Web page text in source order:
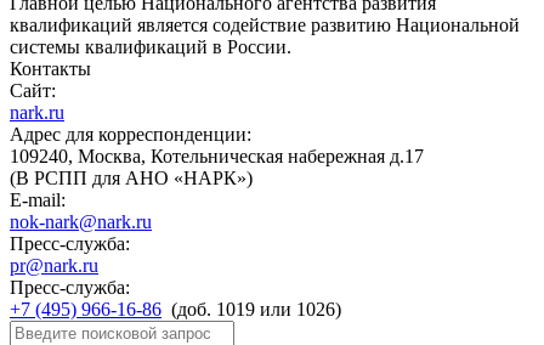
квалификаций является содействие развитию Национальной
системы квалификаций в России.
Контакты
Сайт:
nark.ru
Адрес для корреспонденции:
109240, Москва, Котельническая набережная д.17
(В РСПП для АНО «НАРК»)
E-mail:
nok-nark@nark.ru
Пресс-служба:
pr@nark.ru
Пресс-служба:
+7 (495) 966-16-86 (доб. 1019 или 1026)